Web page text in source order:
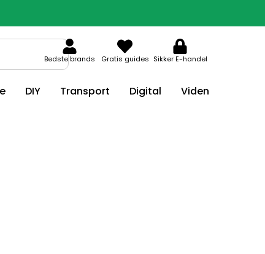
Bedste brands Gratis guides Sikker E-handel
DIY Transport Digital Viden